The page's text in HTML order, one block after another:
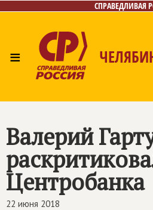
СПРАВЕДЛИВАЯ
≡
Контакты
Валерий
Центробанка
22 июня 2018